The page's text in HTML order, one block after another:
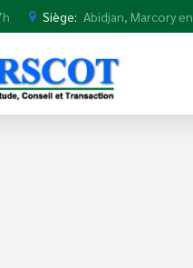
Siège: Abidjan, Marcory